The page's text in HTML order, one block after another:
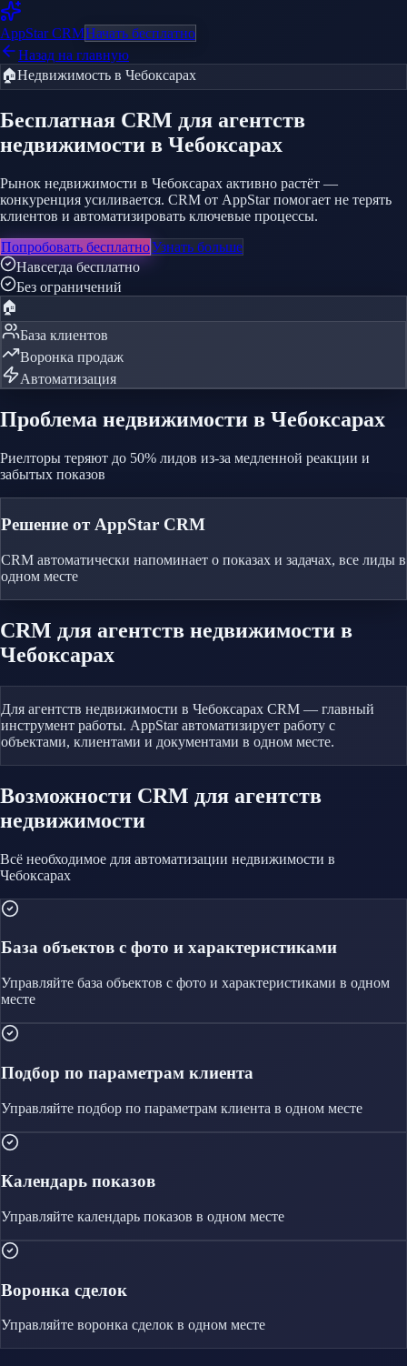
AppStarCRMНачать бесплатно
Назад на главную
🏠Недвижимость в Чебоксарах
Бесплатная CRM для агентств
недвижимости в Чебоксарах
Рынок недвижимости в Чебоксарах активно растёт —
конкуренция усиливается. CRM от AppStar помогает не терять
клиентов и автоматизировать ключевые процессы.
Попробовать бесплатноУзнать больше
Навсегда бесплатно
Без ограничений
🏠
База клиентов
Воронка продаж
Автоматизация
Проблема недвижимости в Чебоксарах
Риелторы теряют до 50% лидов из-за медленной реакции и
забытых показов
Решение от AppStar CRM
CRM автоматически напоминает о показах и задачах, все лиды в
одном месте
CRM для агентств недвижимости в
Чебоксарах
Для агентств недвижимости в Чебоксарах CRM — главный
инструмент работы. AppStar автоматизирует работу с
объектами, клиентами и документами в одном месте.
Возможности CRM для агентств
недвижимости
Всё необходимое для автоматизации недвижимости в
Чебоксарах
База объектов с фото и характеристиками
Управляйте база объектов с фото и характеристиками в одном
месте
Подбор по параметрам клиента
Управляйте подбор по параметрам клиента в одном месте
Календарь показов
Управляйте календарь показов в одном месте
Воронка сделок
Управляйте воронка сделок в одном месте